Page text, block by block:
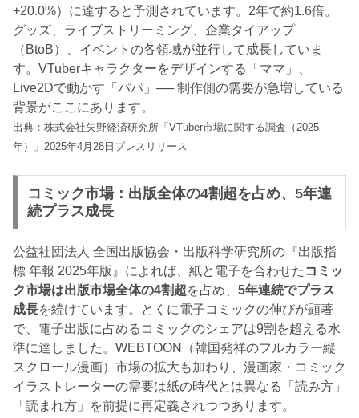
+20.0%）に達すると予測されています。2年で約1.6倍。
グッズ、ライブストリーミング、企業タイアップ
（BtoB）、イベントの各領域が並行して成長していま
す。VTuberキャラクターをデザインする「ママ」、
Live2Dで動かす「パパ」── 制作側の需要が急増している
背景がここにあります。
出典：株式会社矢野経済研究所「VTuber市場に関する調査（2025
年）」2025年4月28日プレスリリース
コミック市場：出版全体の4割超を占め、5年連
続プラス成長
公益社団法人 全国出版協会・出版科学研究所の『出版指
標 年報 2025年版』によれば、紙と電子を合わせた コミッ
ク市場は出版市場全体の4割超を占め、 5年連続でプラス
成長を続けています。とくに電子コミックの伸びが顕著
で、電子出版に占めるコミックのシェアは9割を超える水
準に達しました。WEBTOON（韓国発祥のフルカラー縦
スクロール漫画）市場の拡大も加わり、漫画家・コミック
イラストレーターの需要は紙の時代とは異なる「読み方」
「読まれ方」を前提に再定義されつつあります。